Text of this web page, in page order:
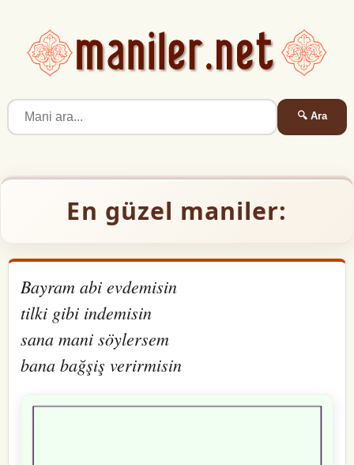
🔍 Ara
En güzel maniler:
Bayram abi evdemisin
tilki gibi indemisin
sana mani söylersem
bana bağşiş verirmisin